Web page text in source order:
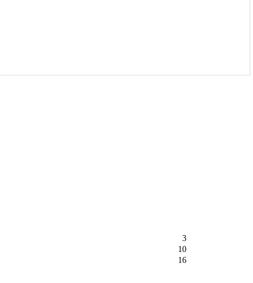
3
10
16